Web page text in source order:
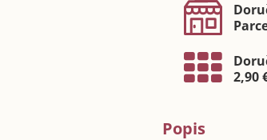
2,90
Popis